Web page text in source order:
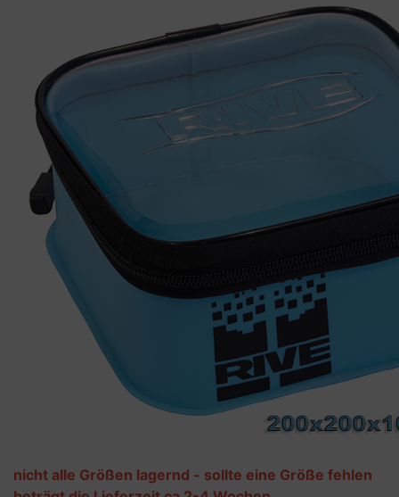
nicht alle Größen lagernd - sollte eine Größe fehlen